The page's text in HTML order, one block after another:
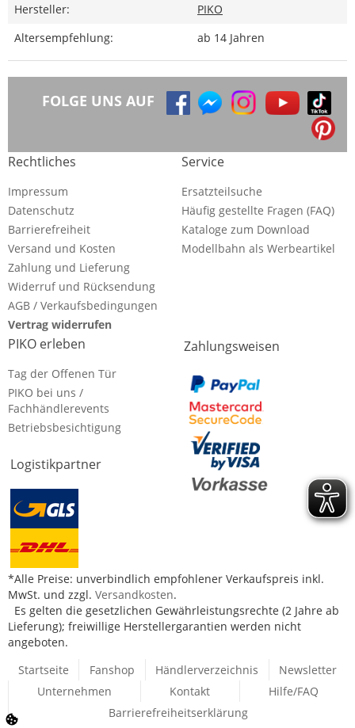
Hersteller:
PIKO
Altersempfehlung:
ab 14 Jahren
FOLGE UNS AUF
Rechtliches
Impressum
Datenschutz
Barrierefreiheit
Versand und Kosten
Zahlung und Lieferung
Widerruf und Rücksendung
AGB / Verkaufsbedingungen
Vertrag widerrufen
Service
Ersatzteilsuche
Häufig gestellte Fragen (FAQ)
Kataloge zum Download
Modellbahn als Werbeartikel
PIKO erleben
Tag der Offenen Tür
PIKO bei uns /
Fachhändlerevents
Betriebsbesichtigung
Logistikpartner
Zahlungsweisen
*Alle Preise: unverbindlich empfohlener Verkaufspreis inkl.
MwSt. und zzgl. Versandkosten.
Es gelten die gesetzlichen Gewährleistungsrechte (2 Jahre ab
Lieferung); freiwillige Herstellergarantien werden nicht
angeboten.
Startseite
Fanshop Händlerverzeichnis
Newsletter
Unternehmen
Kontakt
Hilfe/FAQ
Barrierefreiheitserklärung